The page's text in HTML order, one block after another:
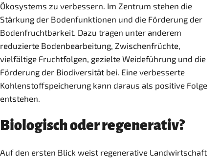
Ökosystems zu verbessern. Im Zentrum stehen die
Stärkung der Bodenfunktionen und die Förderung der
Bodenfruchtbarkeit. Dazu tragen unter anderem
reduzierte Bodenbearbeitung, Zwischenfrüchte,
vielfältige Fruchtfolgen, gezielte Weideführung und die
Förderung der Biodiversität bei. Eine verbesserte
Kohlenstoffspeicherung kann daraus als positive Folge
entstehen.
Biologisch oder regenerativ?
Auf den ersten Blick weist regenerative Landwirtschaft